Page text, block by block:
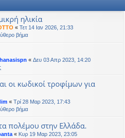
ηλικία
« Τετ 14 Ιαν 2026, 21:33
βήμα
« Δευ 03 Απρ 2023, 14:20
οι κωδικοί τροφίμων για
« Τρί 28 Μαρ 2023, 17:43
βήμα
πολέμου στην Ελλάδα.
« Κυρ 19 Μαρ 2023, 23:05